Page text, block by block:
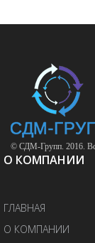
© СДМ-Групп. 2016.
О КОМПАНИИ
ГЛАВНАЯ
О КОМПАНИИ